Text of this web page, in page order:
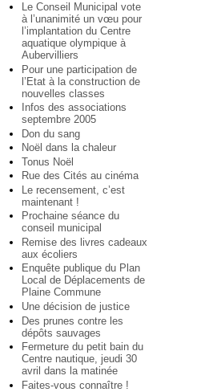
Le Conseil Municipal vote
à l’unanimité un vœu pour
l’implantation du Centre
aquatique olympique à
Aubervilliers
Pour une participation de
l’Etat à la construction de
nouvelles classes
Infos des associations
septembre 2005
Don du sang
Noël dans la chaleur
Tonus Noël
Rue des Cités au cinéma
Le recensement, c’est
maintenant !
Prochaine séance du
conseil municipal
Remise des livres cadeaux
aux écoliers
Enquête publique du Plan
Local de Déplacements de
Plaine Commune
Une décision de justice
Des prunes contre les
dépôts sauvages
Fermeture du petit bain du
Centre nautique, jeudi 30
avril dans la matinée
Faites-vous connaître !